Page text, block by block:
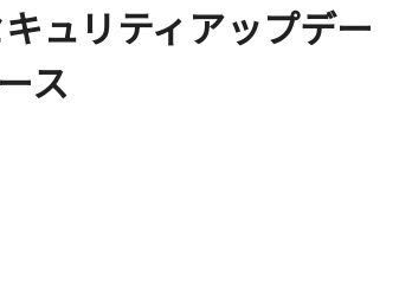
ュリティアップデー
ス